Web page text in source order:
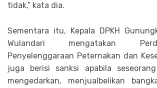
tidak,” kata dia.
Sementara itu, Kepala DPKH
Wulandari mengatakan
Penyelenggaraan Peternakan dan
juga berisi sanksi apabila
mengedarkan, menjualbelikan